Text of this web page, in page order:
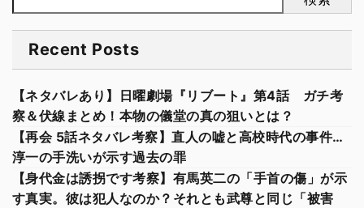
Recent Posts
【ネタバレあり】日曜劇場『リブート』第4話 ガチ考
察＆伏線まとめ！本物の儀堂の真の狙いとは？
【再会 5話ネタバレ考察】直人の嘘と高校時代の事件…
淳一の手洗いが示す過去の罪
【身代金は誘拐です考察】有馬英二の「手首の傷」が示
す真実。彼は犯人なのか？それとも武尊と同じ「被害